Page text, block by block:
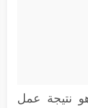
نتيجة عمل